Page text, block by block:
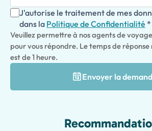
J'autorise le traitement de mes
dans la Politique de Confidentialité *
Veuillez permettre à nos agents de
pour vous répondre. Le temps de réponse
est de 1 heure.
Envoyer la